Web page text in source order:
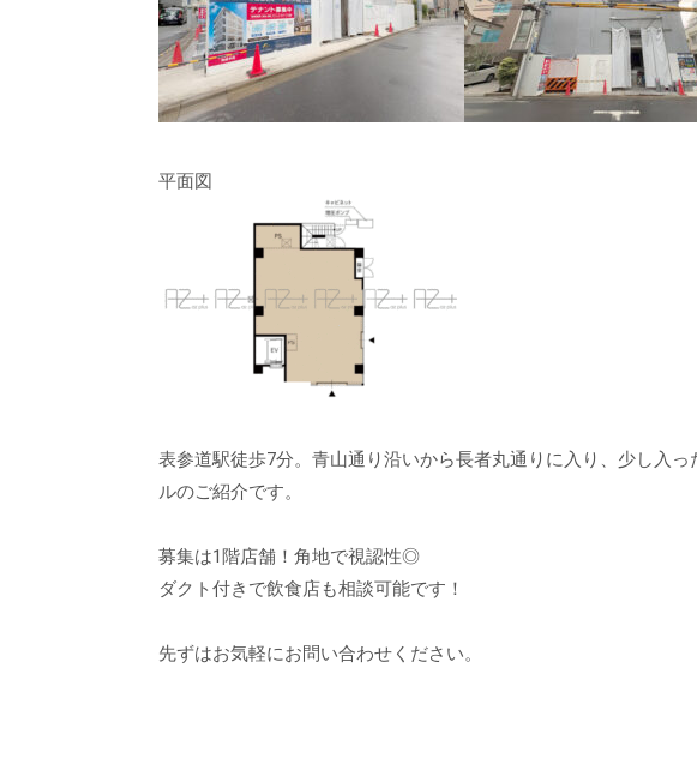
平面図
表参道駅徒歩7分。青山通り沿いから長者丸通りに入り、少し入
ルのご紹介です。
募集は1階店舗！角地で視認性◎
ダクト付きで飲食店も相談可能です！
先ずはお気軽にお問い合わせください。